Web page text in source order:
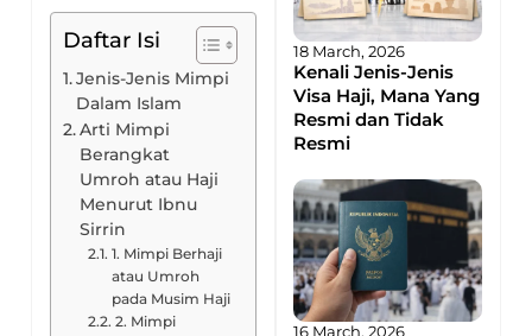
Daftar Isi
Jenis-Jenis Mimpi
Dalam Islam
Arti Mimpi
Berangkat
Umroh atau Haji
Menurut Ibnu
Sirrin
1. Mimpi Berhaji
atau Umroh
pada Musim Haji
2. Mimpi
18 March, 2026
Kenali Jenis-Jenis
Visa Haji, Mana Yang
Resmi dan Tidak
Resmi
16 March, 2026